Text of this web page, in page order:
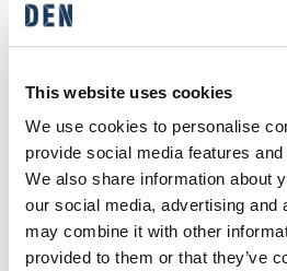
This website uses cookies
We use cookies to personalise
provide social media features
We also share information about
our social media, advertising and
may combine it with other
provided to them or that they’ve
energialuokkaan sijoittui 37,5
kaikista Suomeen vuonna 2024
rakennuksen ominaisuuksien
vaikuttavat asiakkaan lisäksi
kaavoitus.
Tavoitteena